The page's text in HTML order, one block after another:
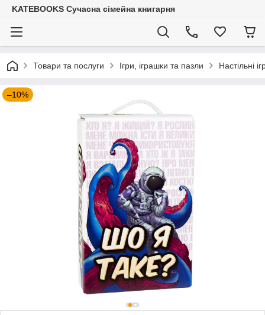
KATEBOOKS Сучасна сімейна книгарня
Товари та послуги Ігри, іграшки та пазли Настільні
–10%